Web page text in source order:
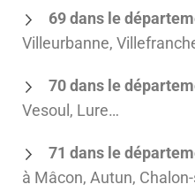
69 dans le
Villeurbanne,
70 dans le
Vesoul, Lure…
71 dans le
à Mâcon, Autun,